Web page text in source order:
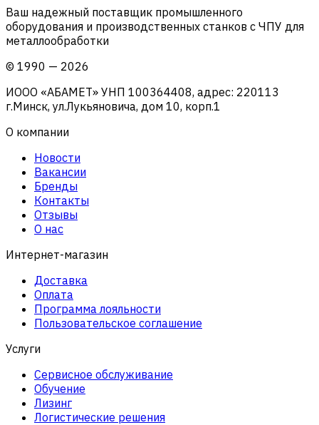
Ваш надежный поставщик промышленного
оборудования и производственных станков с ЧПУ для
металлообработки
© 1990 — 2026
ИООО «АБАМЕТ» УНП 100364408, адрес: 220113
г.Минск, ул.Лукьяновича, дом 10, корп.1
О компании
Новости
Вакансии
Бренды
Контакты
Отзывы
О нас
Интернет-магазин
Доставка
Оплата
Программа лояльности
Пользовательское соглашение
Услуги
Сервисное обслуживание
Обучение
Лизинг
Логистические решения